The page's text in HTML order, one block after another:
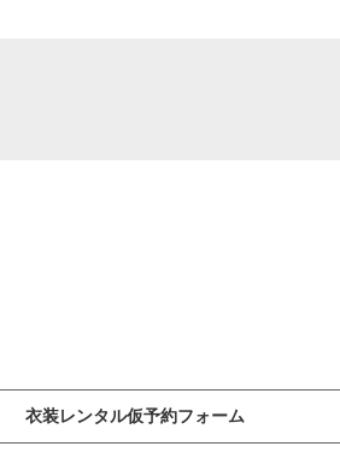
衣装レンタル仮予約フォーム